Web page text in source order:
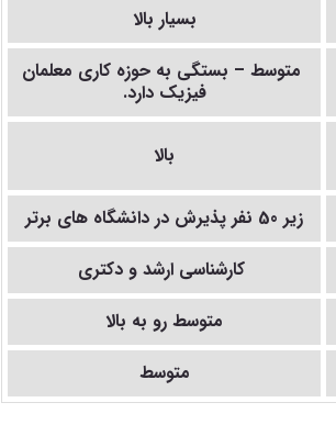
بسیار بالا
متوسط – بستگی به حوزه کاری معلمان
فیزیک دارد.
بالا
زیر 50 نفر پذیرش در دانشگاه های برتر
کارشناسی ارشد و دکتری
متوسط رو به بالا
متوسط